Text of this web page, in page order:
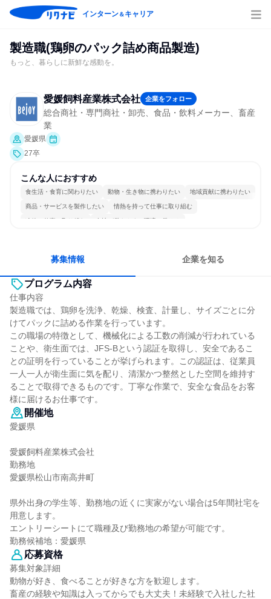
インターン＆キャリア
製造職(鶏卵のパック詰め商品製造)
もっと、暮らしに新鮮な感動を。
愛媛飼料産業株式会社 企業をフォロー
総合商社・専門商社・卸売、食品・飲料メーカー、畜産
業
愛媛県
27卒
こんな人におすすめ
食生活・食育に関わりたい 動物・生き物に携わりたい 地域貢献に携わりたい
商品・サービスを製作したい 情熱を持って仕事に取り組む
冷静に仕事に取り組む 女性が働きやすい環境で働ける
募集情報 企業を知る
プログラム内容
仕事内容
製造職では、鶏卵を洗浄、乾燥、検査、計量し、サイズごとに分
けてパックに詰める作業を行っています。
この職場の特徴として、機械化による工数の削減が行われている
ことや、衛生面では、JFS-Bという認証を取得し、安全であるこ
との証明を行っていることが挙げられます。この認証は、従業員
一人一人が衛生面に気を配り、清潔かつ整然とした空間を維持す
ることで取得できるものです。丁寧な作業で、安全な食品をお客
様に届けるお仕事です。
開催地
愛媛県
愛媛飼料産業株式会社
勤務地
愛媛県松山市南高井町
県外出身の学生等、勤務地の近くに実家がない場合は5年間社宅を
用意します。
エントリーシートにて職種及び勤務地の希望が可能です。
勤務候補地：愛媛県
応募資格
募集対象詳細
動物が好き、食べることが好きな方を歓迎します。
畜産の経験や知識は入ってからでも大丈夫！未経験で入社した社